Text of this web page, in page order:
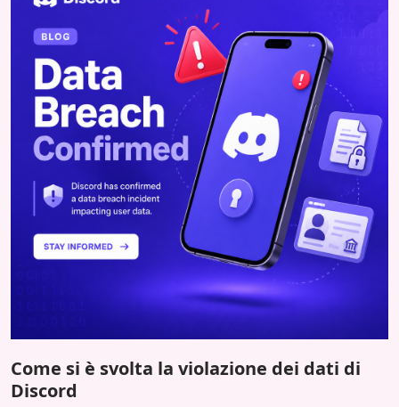
Termini
Blog
Come si è svolta la violazione dei dati di
Discord